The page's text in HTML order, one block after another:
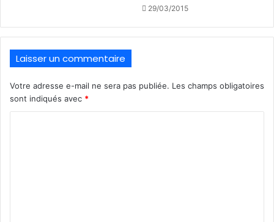
29/03/2015
Laisser un commentaire
Votre adresse e-mail ne sera pas publiée. Les champs obligatoires
sont indiqués avec *